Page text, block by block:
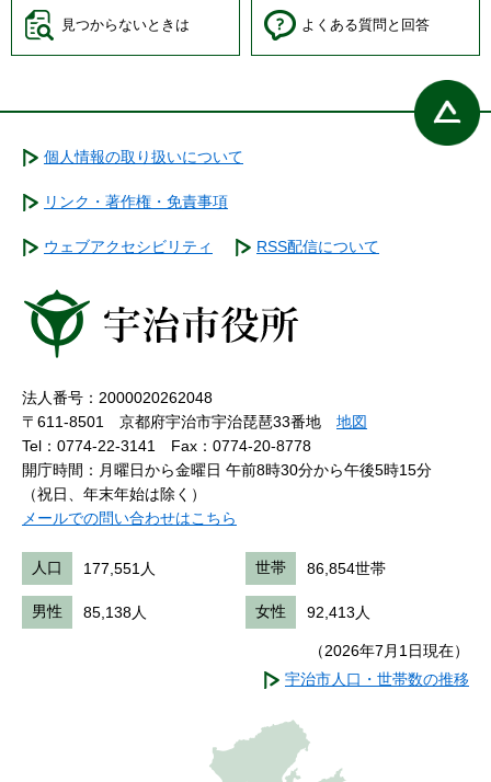
見つからないときは よくある質問と回答
個人情報の取り扱いについて
リンク・著作権・免責事項
ウェブアクセシビリティ RSS配信について
法人番号：2000020262048
〒611-8501 京都府宇治市宇治琵琶33番地 地図
Tel：0774-22-3141
Fax：0774-20-8778
開庁時間：月曜日から金曜日 午前8時30分から午後5時15分
（祝日、年末年始は除く）
メールでの問い合わせはこちら
人口 177,551人 世帯 86,854世帯
男性 85,138人 女性 92,413人
（2026年7月1日現在）
宇治市人口・世帯数の推移